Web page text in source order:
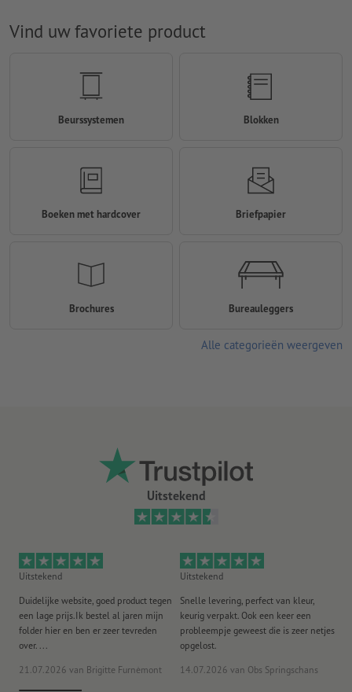
Uitstekend
Uitstekend
Duidelijke website, goed product tegen
een lage prijs.Ik bestel al jaren mijn
folder hier en ben er zeer tevreden
over. ...
21.07.2026 van Brigitte Furnèmont
Uitstekend
Snelle levering, perfect van kleur,
keurig verpakt. Ook een keer een
probleempje geweest die is zeer netjes
opgelost.
14.07.2026 van Obs Springschans
Vind uw favoriete product
Beurssystemen Blokken
Boeken met hardcover Briefpapier
Brochures Bureauleggers
Alle categorieën weergeven